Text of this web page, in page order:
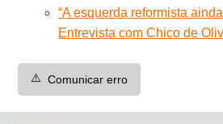
“A esquerda reformista
Entrevista com Chico de
⚠️ Comunicar erro